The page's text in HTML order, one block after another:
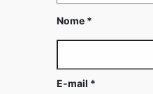
Nome *
E-mail *